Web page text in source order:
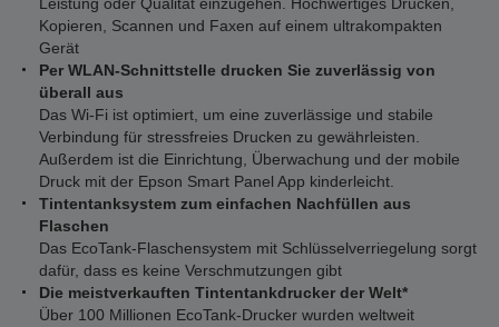
Kopieren, Scannen und Faxen auf einem ultrakompakten
Gerät
Per WLAN-Schnittstelle drucken Sie zuverlässig von
überall aus
Das Wi-Fi ist optimiert, um eine zuverlässige und stabile
Verbindung für stressfreies Drucken zu gewährleisten.
Außerdem ist die Einrichtung, Überwachung und der mobile
Druck mit der Epson Smart Panel App kinderleicht.
Tintentanksystem zum einfachen Nachfüllen aus
Flaschen
Das EcoTank-Flaschensystem mit Schlüsselverriegelung sorgt
dafür, dass es keine Verschmutzungen gibt
Die meistverkauften Tintentankdrucker der Welt*
Über 100 Millionen EcoTank-Drucker wurden weltweit